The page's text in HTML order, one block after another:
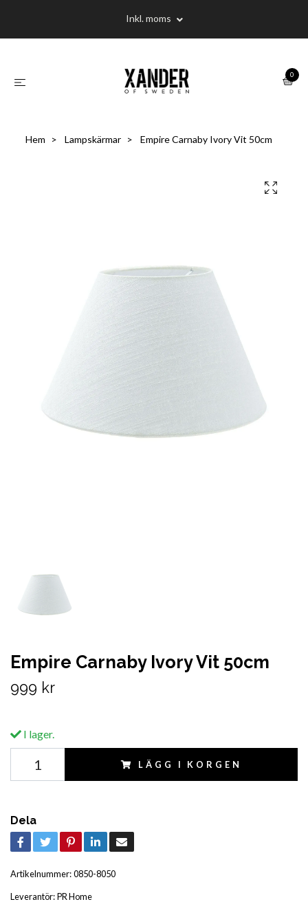
Inkl. moms
0
Hem Lampskärmar Empire Carnaby Ivory Vit 50cm
Empire Carnaby Ivory Vit 50cm
999 kr
I lager.
LÄGG I KORGEN
Dela
Artikelnummer:0850-8050
Leverantör:PR Home